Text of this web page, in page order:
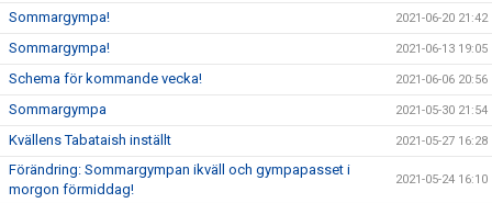
Sommargympa! 2021-06-20 21:42
Sommargympa! 2021-06-13 19:05
Schema för kommande vecka! 2021-06-06 20:56
Sommargympa 2021-05-30 21:54
Kvällens Tabataish inställt 2021-05-27 16:28
Förändring: Sommargympan ikväll och gympapasset i
morgon förmiddag!
2021-05-24 16:10